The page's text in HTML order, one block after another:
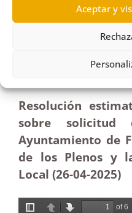
Aceptar y
actas de los plenos y la
Resolución
sobre solicitud
Ayuntamiento de
de los Plenos y
Local (26-04-2025)